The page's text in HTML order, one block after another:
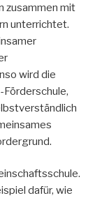
zusammen mit
unterrichtet.
wird die
dafür, wie